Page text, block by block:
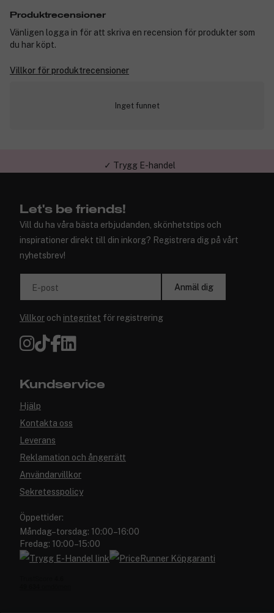
Produktrecensioner
Vänligen logga in för att skriva en recension för produkter som
du har köpt.
Villkor för produktrecensioner
Inget funnet
✓ Trygg E-handel
Let's be friends!
Vill du ha våra bästa erbjudanden, skönhetstips och
inspirationer direkt till din inkorg? Registrera dig på vårt
nyhetsbrev!
E-post Anmäl dig
Villkor och integritet för registrering
Kundservice
Hjälp
Kontakta oss
Leverans
Reklamation och ångerrätt
Användarvillkor
Sekretesspolicy
Öppettider:
Måndag–torsdag: 10:00–16:00
Fredag: 10:00–15:00